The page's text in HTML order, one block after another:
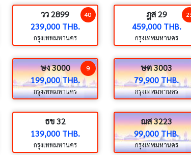
วว 2899
239,000 THB.
กรุงเทพมหานคร
40
ฎส 29
459,000 THB.
กรุงเทพมหานคร
ษง 3000
199,000 THB.
กรุงเทพมหานคร
9
ษต 3003
79,900 THB.
กรุงเทพมหานคร
ธข 32
139,000 THB.
กรุงเทพมหานคร
ฌส 3223
99,000 THB.
กรุงเทพมหานคร